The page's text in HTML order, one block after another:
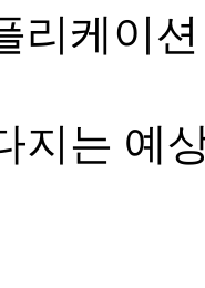
리케이
지는 예